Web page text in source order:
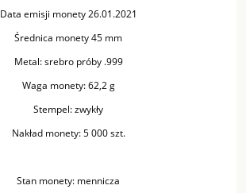
Data emisji monety 26.01.2021
Średnica monety 45 mm
Metal: srebro próby .999
Waga monety: 62,2 g
Stempel: zwykły
Nakład monety: 5 000 szt.
Stan monety: mennicza